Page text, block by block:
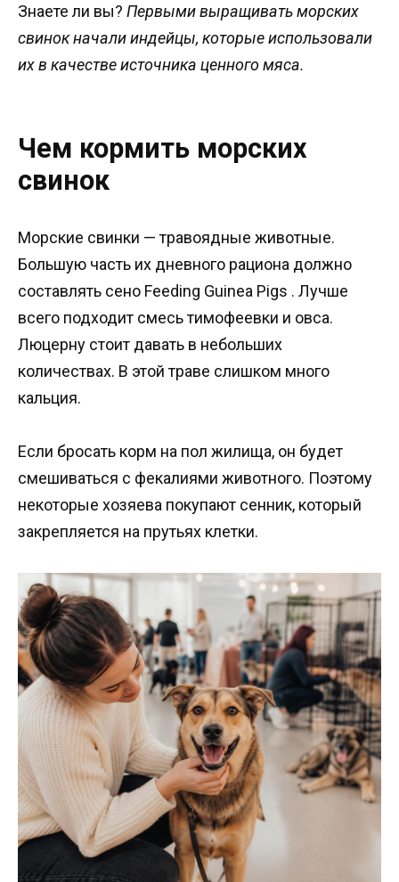
Знаете ли вы? Первыми выращивать морских
свинок начали индейцы, которые использовали
их в качестве источника ценного мяса.
Чем кормить морских
свинок
Морские свинки — травоядные животные.
Большую часть их дневного рациона должно
составлять сено Feeding Guinea Pigs . Лучше
всего подходит смесь тимофеевки и овса.
Люцерну стоит давать в небольших
количествах. В этой траве слишком много
кальция.
Если бросать корм на пол жилища, он будет
смешиваться с фекалиями животного. Поэтому
некоторые хозяева покупают сенник, который
закрепляется на прутьях клетки.